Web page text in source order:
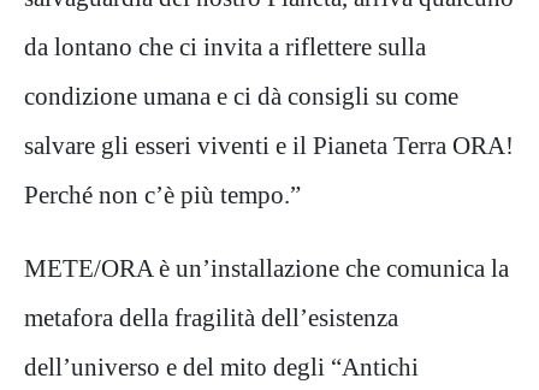
da lontano che ci invita a riflettere sulla
condizione umana e ci dà consigli su come
salvare gli esseri viventi e il Pianeta Terra ORA!
Perché non c’è più tempo.”
METE/ORA è un’installazione che comunica la
metafora della fragilità dell’esistenza
dell’universo e del mito degli “Antichi